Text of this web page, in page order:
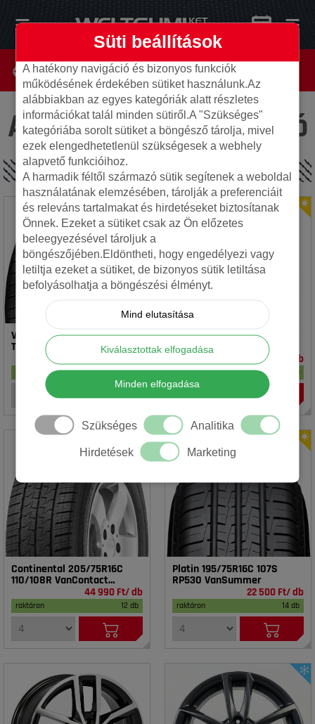
Az oldal nem található
SPECIÁLIS AJÁNLATOK
Vredestein 195/65R15 91T T-
TRAC 2 DOT23
17 db
Rotalla 195/65R15 91V RH02
14 990 Ft/ db
raktáron
Continental 205/75R16C
110/108R VanContact
44 990 Ft/ db
raktáron 12 db
Platin 195/75R16C 107S
RP530 VanSummer
22 500 Ft/ db
raktáron 14 db
Süti beállítások
A hatékony navigáció és bizonyos funkciók
működésének érdekében sütiket használunk.Az
alábbiakban az egyes kategóriák alatt részletes
információkat talál minden sütiről.A "Szükséges"
kategóriába sorolt sütiket a böngésző tárolja, mivel
ezek elengedhetetlenül szükségesek a webhely
alapvető funkcióihoz.
A harmadik féltől származó sütik segítenek a weboldal
használatának elemzésében, tárolják a preferenciáit
és releváns tartalmakat és hirdetéseket biztosítanak
Önnek. Ezeket a sütiket csak az Ön előzetes
beleegyezésével tároljuk a
böngészőjében.Eldöntheti, hogy engedélyezi vagy
letiltja ezeket a sütiket, de bizonyos sütik letiltása
befolyásolhatja a böngészési élményt.
Mind elutasítása
Kiválasztottak elfogadása
Minden elfogadása
Szükséges Analitika
Hirdetések Marketing